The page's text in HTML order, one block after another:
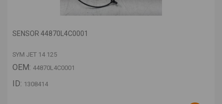
SENSOR 44870L4C0001
SYM JET 14 125
OEM: 44870L4C0001
ID: 1308414